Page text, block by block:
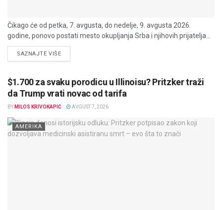
Čikago će od petka, 7. avgusta, do nedelje, 9. avgusta 2026.
godine, ponovo postati mesto okupljanja Srba i njihovih prijatelja...
SAZNAJTE VIŠEDETAILS
$1.700 za svaku porodicu u Illinoisu? Pritzker traži
da Trump vrati novac od tarifa
BY MILOS KRIVOKAPIĆ AVGUST 7, 2026
AMERIKA